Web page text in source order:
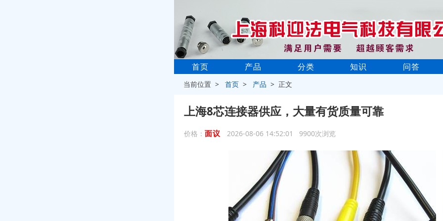
首页 产品 分类 知识 问答
当前位置 >首页 > 产品 > 正文
上海8芯连接器供应，大量有货质量可靠
价格： 面议 2026-08-06 14:52:01 9900次浏览